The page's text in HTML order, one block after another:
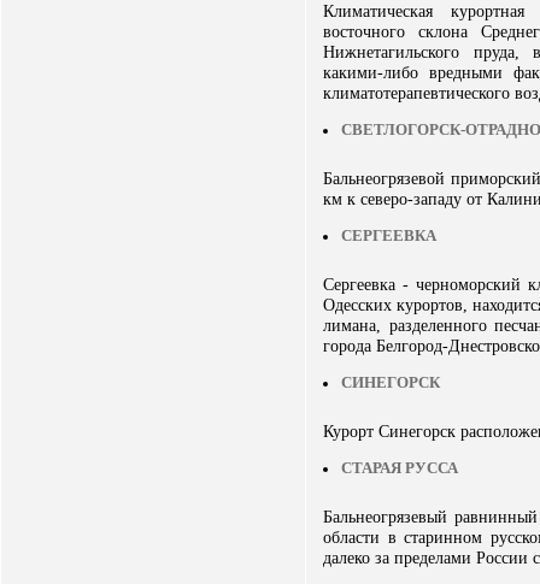
Климатическая
восточного склона
Нижнетагильского
какими-либо вредными
климатотерапевтического
СВЕТЛОГОРСК-
Бальнеогрязевой
км к северо-западу от
СЕРГЕЕВКА
Сергеевка - черноморский
Одесских курортов,
лимана, разделенного
города Белгород-
СИНЕГОРСК
Курорт Синегорск
СТАРАЯ РУССА
Бальнеогрязевый
области в старинном
далеко за пределами